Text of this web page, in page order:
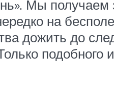
Мы получаем
на
дожить до